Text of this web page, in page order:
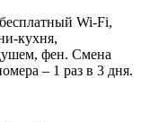
Wi-Fi,
кухня,
фен. Смена
– 1 раз в 3 дня.